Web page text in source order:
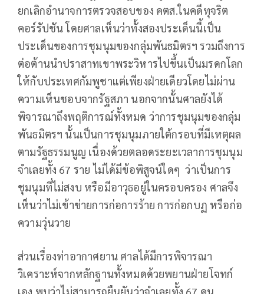
ยกเลิกอำนาจการตรวจสอบของ คตส.ในคดีทุจริต
คอร์รัปชัน โดยศาลเห็นว่าทั้งสองประเด็นนี้เป็น
ประเด็นของการชุมนุมของกลุ่มพันธมิตรฯ รวมถึงการ
ต่อต้านนำปราสาทเขาพระวิหารไปขึ้นเป็นมรดกโลก
ให้กับประเทศกัมพูชาแต่เพียงฝ่ายเดียวโดยไม่ผ่าน
ความเห็นชอบจากรัฐสภา นอกจากนั้นศาลยังได้
พิจารณาถึงพฤติการณ์ทั้งหมด ว่าการชุมนุมของกลุ่ม
พันธมิตรฯ นั้นเป็นการชุมนุมภายใต้กรอบที่มีเหตุผล
ตามรัฐธรรมนูญ เนื่องด้วยตลอดระยะเวลาการชุมนุม
จำเลยทั้ง 67 ราย ไม่ได้มีข้อพิสูจน์ใดๆ ว่าเป็นการ
ชุมนุมที่ไม่สงบ หรือมีอาวุธอยู่ในครอบครอง ศาลจึง
เห็นว่าไม่เข้าข่ายการก่อการร้าย การก่อกบฏ หรือก่อ
ความวุ่นวาย
ส่วนเรื่องท่าอากาศยาน ศาลได้มีการพิจารณา
วิเคราะห์จากหลักฐานทั้งหมดด้วยพยานฝ่ายโจทก์
เอง พบว่าไม่สามารถยืนยันว่าจำเลยทั้ง 67 คน